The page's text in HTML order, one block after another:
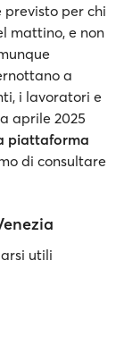
previsto per chi
mattino, e non
a
i lavoratori e
aprile 2025
piattaforma
di consultare
utili